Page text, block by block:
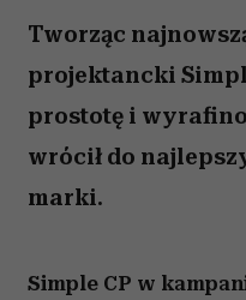
Tworząc
projektancki
prostotę i
wrócił do
marki.
Simple CP w